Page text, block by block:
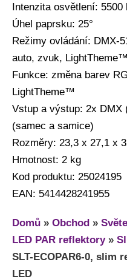
Intenzita osvětlení: 5500
Úhel paprsku: 25°
Režimy ovládání: DMX-
auto, zvuk, LightTheme™
Funkce: změna barev
LightTheme™
Vstup a výstup: 2x DMX
(samec a samice)
Rozměry: 23,3 x 27,1 x
Hmotnost: 2 kg
Kod produktu: 25024195
EAN: 5414428241955
Domů » Obchod »
LED PAR reflektory»
SLT-ECOPAR6-0, slim
LED